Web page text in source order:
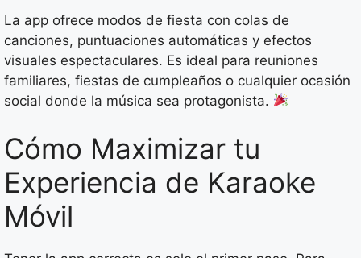
La app ofrece modos de fiesta con colas de
canciones, puntuaciones automáticas y efectos
visuales espectaculares. Es ideal para reuniones
familiares, fiestas de cumpleaños o cualquier ocasión
social donde la música sea protagonista.
Cómo Maximizar tu
Experiencia de Karaoke
Móvil